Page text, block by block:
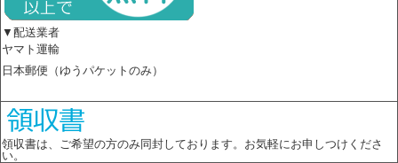
▼配送業者
ヤマト運輸
日本郵便（ゆうパケットのみ）
領収書は、ご希望の方のみ同封しております。お気軽にお申しつけくださ
い。